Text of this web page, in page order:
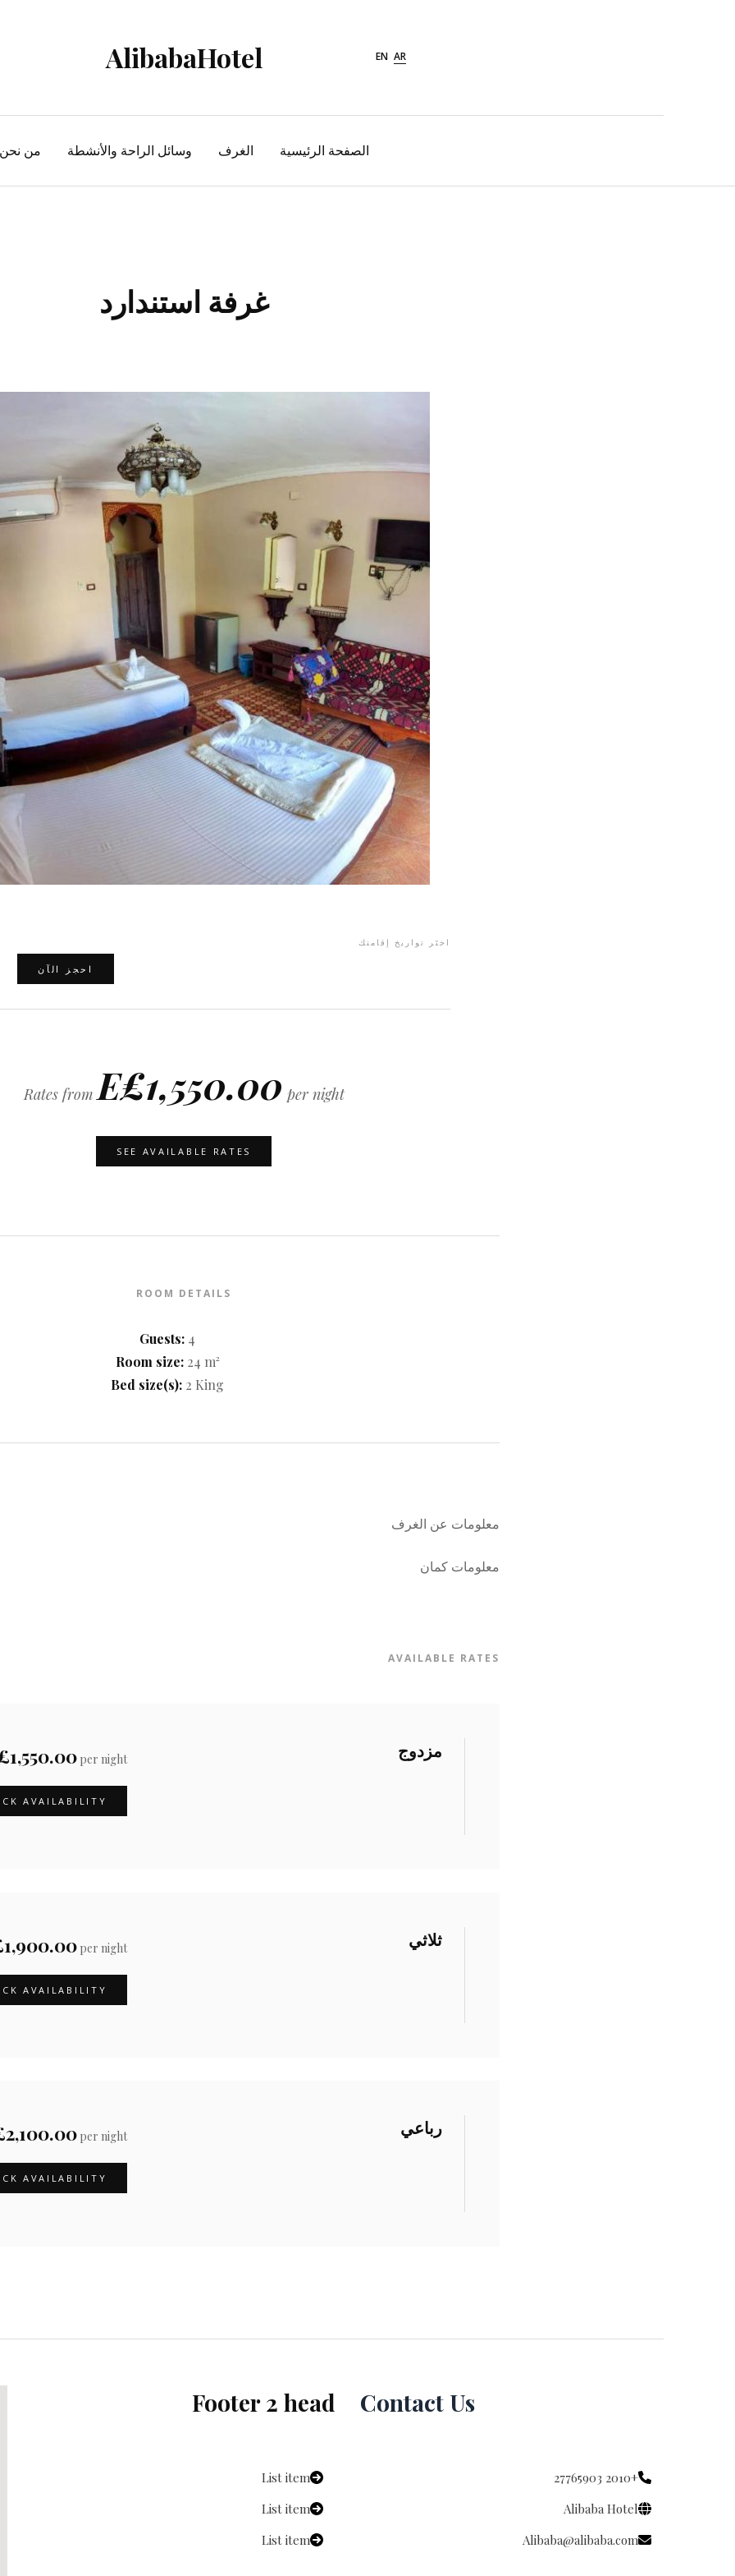
AR
EN
AlibabaHotel
الصفحة الرئيسية الغرف وسائل الراحة والأنشطة من نحن
غرفة استندارد
اختَر تواريخ إقامتك
Rates fromE£1,550.00 per night
SEE AVAILABLE RATES
ROOM DETAILS
Guests: 4
Room size:24 m²
Bed size(s): 2 King
معلومات عن الغرف
معلومات كمان
AVAILABLE RATES
مزدوج per night
AVAILABILITY
ثلاثي per night
AVAILABILITY
رباعي per night
AVAILABILITY
Contact Us
+2010 27765903
Alibaba Hotel
Alibaba@alibaba.com
Footer 2 head
List item
List item
List item